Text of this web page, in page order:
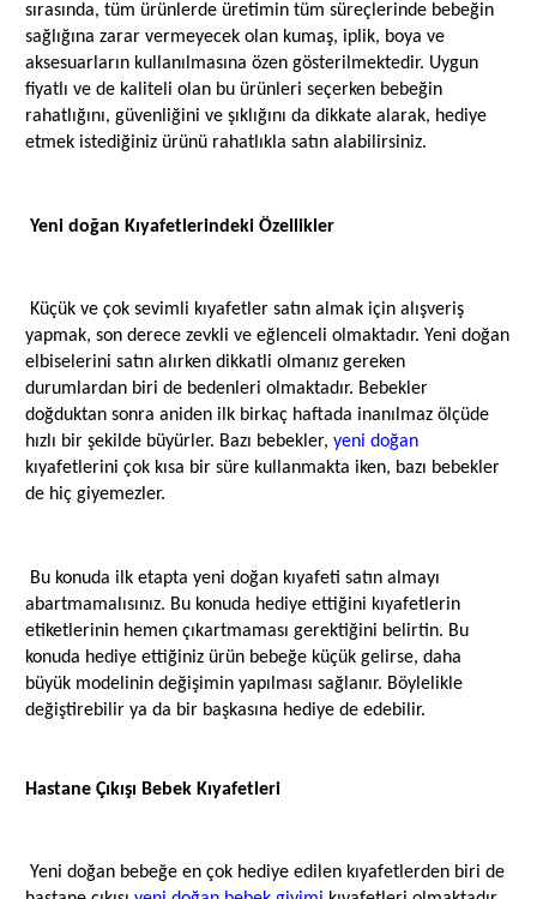
sırasında, tüm ürünlerde üretimin tüm süreçlerinde bebeğin
sağlığına zarar vermeyecek olan kumaş, iplik, boya ve
aksesuarların kullanılmasına özen gösterilmektedir. Uygun
fiyatlı ve de kaliteli olan bu ürünleri seçerken bebeğin
rahatlığını, güvenliğini ve şıklığını da dikkate alarak, hediye
etmek istediğiniz ürünü rahatlıkla satın alabilirsiniz.
Yeni doğan Kıyafetlerindeki Özellikler
Küçük ve çok sevimli kıyafetler satın almak için alışveriş
yapmak, son derece zevkli ve eğlenceli olmaktadır. Yeni doğan
elbiselerini satın alırken dikkatli olmanız gereken
durumlardan biri de bedenleri olmaktadır. Bebekler
doğduktan sonra aniden ilk birkaç haftada inanılmaz ölçüde
hızlı bir şekilde büyürler. Bazı bebekler,yeni doğan
kıyafetlerini çok kısa bir süre kullanmakta iken, bazı bebekler
de hiç giyemezler.
Bu konuda ilk etapta yeni doğan kıyafeti satın almayı
abartmamalısınız. Bu konuda hediye ettiğini kıyafetlerin
etiketlerinin hemen çıkartmaması gerektiğini belirtin. Bu
konuda hediye ettiğiniz ürün bebeğe küçük gelirse, daha
büyük modelinin değişimin yapılması sağlanır. Böylelikle
değiştirebilir ya da bir başkasına hediye de edebilir.
Hastane Çıkışı Bebek Kıyafetleri
Yeni doğan bebeğe en çok hediye edilen kıyafetlerden biri de